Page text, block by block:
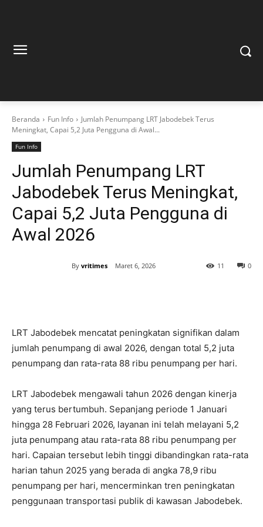
Beranda Fun Info
Jumlah Penumpang LRT Jabodebek Terus
Meningkat, Capai 5,2 Juta Pengguna di Awal...
Fun Info
Jumlah Penumpang LRT
Jabodebek Terus Meningkat,
Capai 5,2 Juta Pengguna di
Awal 2026
By vritimes Maret 6, 2026 0
11
LRT Jabodebek mencatat peningkatan signifikan dalam
jumlah penumpang di awal 2026, dengan total 5,2 juta
penumpang dan rata-rata 88 ribu penumpang per hari.
LRT Jabodebek mengawali tahun 2026 dengan kinerja
yang terus bertumbuh. Sepanjang periode 1 Januari
hingga 28 Februari 2026, layanan ini telah melayani 5,2
juta penumpang atau rata-rata 88 ribu penumpang per
hari. Capaian tersebut lebih tinggi dibandingkan rata-rata
harian tahun 2025 yang berada di angka 78,9 ribu
penumpang per hari, mencerminkan tren peningkatan
penggunaan transportasi publik di kawasan Jabodebek.